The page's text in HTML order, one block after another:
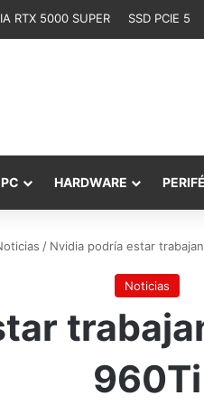
RTX 5000 SUPER SSD PCIE 5
HARDWARE
/ Nvidia podría estar
Noticias
960Ti